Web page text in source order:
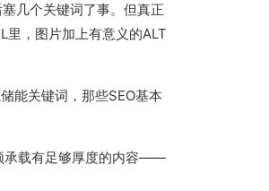
几个关键词了事。但真正
，图片加上有意义的ALT
能关键词，那些SEO基本
承载有足够厚度的内容——